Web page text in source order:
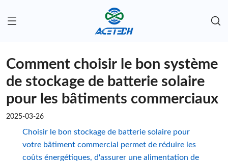
Comment choisir le bon système
de stockage de batterie solaire
pour les bâtiments commerciaux
2025-03-26
Choisir le bon stockage de batterie solaire pour
votre bâtiment commercial permet de réduire les
coûts énergétiques, d'assurer une alimentation de